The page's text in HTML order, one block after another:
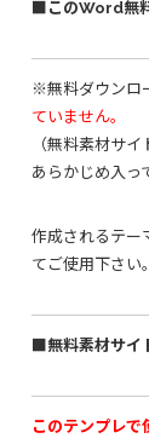
■このWord無
※無料ダウンロ
ていません。
（無料素材サ
あらかじめ入っ
作成されるテー
てご使用下さい。
■無料素材サイ
このテンプレで